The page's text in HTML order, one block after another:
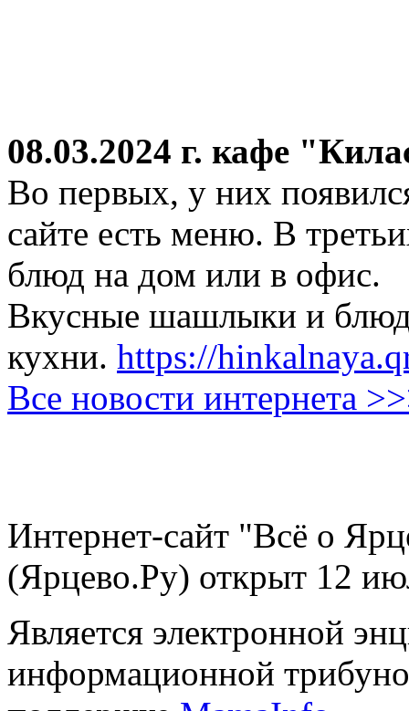
08.03.2024 г. кафе
Во первых, у них
сайте есть меню. В
блюд на дом или в офис.
Вкусные шашлыки и
кухни. https://
Все новости интернета
Интернет-сайт "Всё о
(Ярцево.Ру) открыт 12
Является электронной
информационной